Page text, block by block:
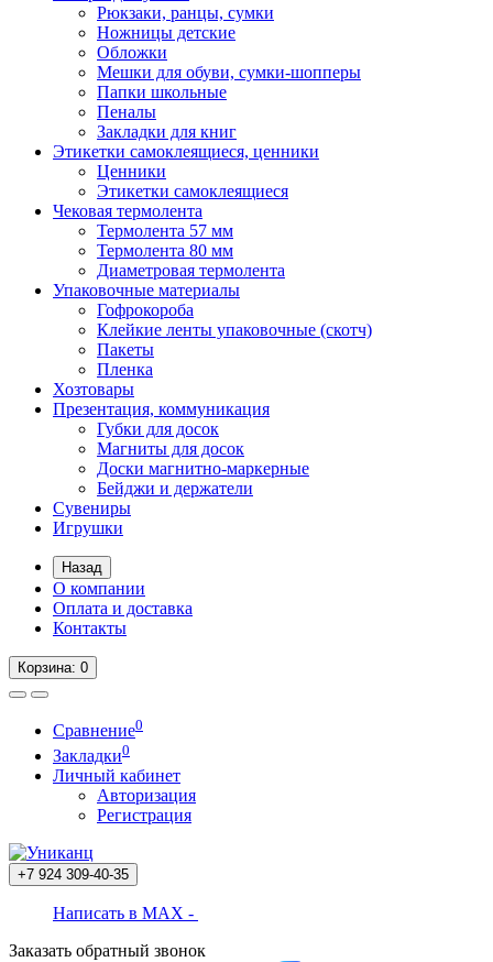
Рюкзаки, ранцы, сумки
Ножницы детские
Обложки
Мешки для обуви, сумки-шопперы
Папки школьные
Пеналы
Закладки для книг
Этикетки самоклеящиеся, ценники
Ценники
Этикетки самоклеящиеся
Чековая термолента
Термолента 57 мм
Термолента 80 мм
Диаметровая термолента
Упаковочные материалы
Гофрокороба
Клейкие ленты упаковочные (скотч)
Пакеты
Пленка
Хозтовары
Презентация, коммуникация
Губки для досок
Магниты для досок
Доски магнитно-маркерные
Бейджи и держатели
Сувениры
Игрушки
Назад
О компании
Оплата и доставка
Контакты
Корзина: 0
Сравнение0
Закладки0
Личный кабинет
Авторизация
Регистрация
+7 924 309-40-35
Написать в MAX -
Заказать обратный звонок